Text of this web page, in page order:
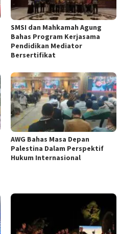
SMSI dan Mahkamah Agung
Bahas Program Kerjasama
Pendidikan Mediator
Bersertifikat
AWG Bahas Masa Depan
Palestina Dalam Perspektif
Hukum Internasional